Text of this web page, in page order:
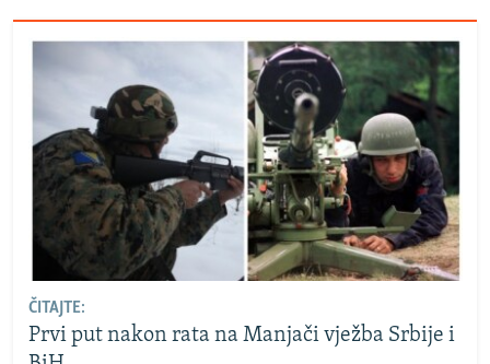
ČITAJTE:
Prvi put nakon rata na Manjači vježba Srbije i